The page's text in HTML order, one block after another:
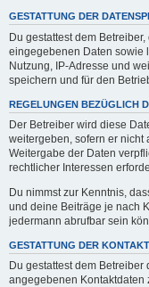
GESTATTUNG DER
Du gestattest dem
eingegebenen Daten sowie
Nutzung, IP-Adresse und
speichern und für den
REGELUNGEN BEZÜGLICH
Der Betreiber wird diese
weitergeben, sofern er nicht
Weitergabe der Daten
rechtlicher Interessen
Du nimmst zur Kenntnis,
und deine Beiträge je nach
jedermann abrufbar sein
GESTATTUNG DER
Du gestattest dem
angegebenen Kontaktdaten